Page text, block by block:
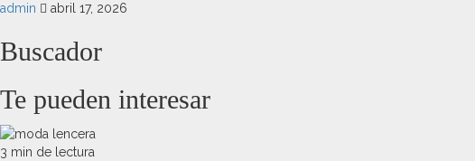
admin abril 17, 2026
Buscador
Te pueden interesar
3 min de lectura